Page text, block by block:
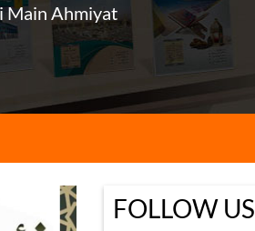
Main Ahmiyat
FOLLOW US